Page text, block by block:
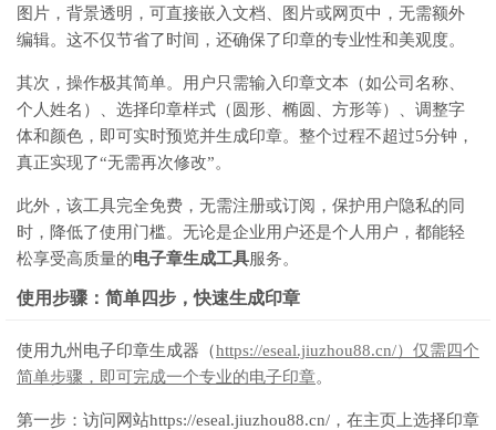
图片，背景透明，可直接嵌入文档、图片或网页中，无需额外
编辑。这不仅节省了时间，还确保了印章的专业性和美观度。
其次，操作极其简单。用户只需输入印章文本（如公司名称、
个人姓名）、选择印章样式（圆形、椭圆、方形等）、调整字
体和颜色，即可实时预览并生成印章。整个过程不超过5分钟，
真正实现了“无需再次修改”。
此外，该工具完全免费，无需注册或订阅，保护用户隐私的同
时，降低了使用门槛。无论是企业用户还是个人用户，都能轻
松享受高质量的电子章生成工具服务。
使用步骤：简单四步，快速生成印章
使用九州电子印章生成器（https://eseal.jiuzhou88.cn/）仅需四个
简单步骤，即可完成一个专业的电子印章。
第一步：访问网站https://eseal.jiuzhou88.cn/，在主页上选择印章